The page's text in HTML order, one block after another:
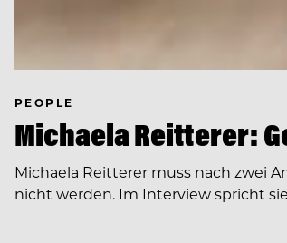
PEOPLE
Michaela Reitterer:
Michaela Reitterer muss nach zwei
nicht werden. Im Interview spricht